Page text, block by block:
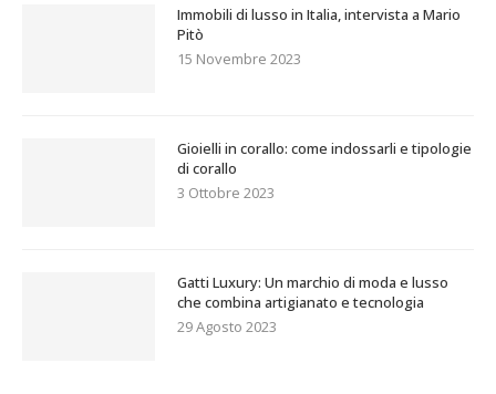
Immobili di lusso in Italia, intervista a Mario
Pitò
15 Novembre 2023
Gioielli in corallo: come indossarli e tipologie
di corallo
3 Ottobre 2023
Gatti Luxury: Un marchio di moda e lusso
che combina artigianato e tecnologia
29 Agosto 2023